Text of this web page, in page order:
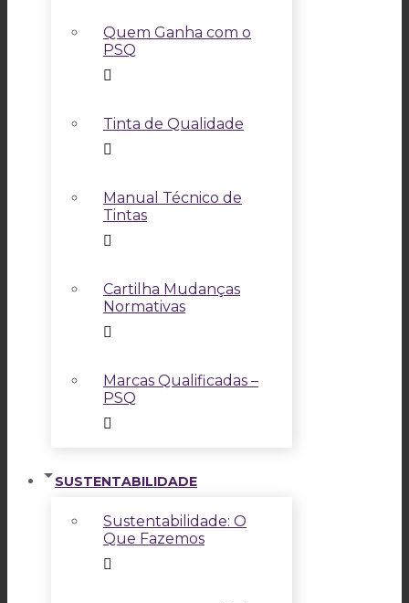
Quem Ganha com o
PSQ
Tinta de Qualidade
Manual Técnico de
Tintas
Cartilha Mudanças
Normativas
Marcas Qualificadas –
PSQ
SUSTENTABILIDADE
Sustentabilidade: O
Que Fazemos